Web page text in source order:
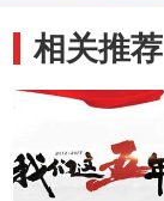
相关推荐